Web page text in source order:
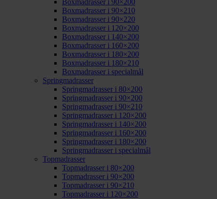
Boxmadrasser i 90×200
Boxmadrasser i 90×210
Boxmadrasser i 90×220
Boxmadrasser i 120×200
Boxmadrasser i 140×200
Boxmadrasser i 160×200
Boxmadrasser i 180×200
Boxmadrasser i 180×210
Boxmadrasser i specialmål
Springmadrasser
Springmadrasser i 80×200
Springmadrasser i 90×200
Springmadrasser i 90×210
Springmadrasser i 120×200
Springmadrasser i 140×200
Springmadrasser i 160×200
Springmadrasser i 180×200
Springmadrasser i specialmål
Topmadrasser
Topmadrasser i 80×200
Topmadrasser i 90×200
Topmadrasser i 90×210
Topmadrasser i 120×200